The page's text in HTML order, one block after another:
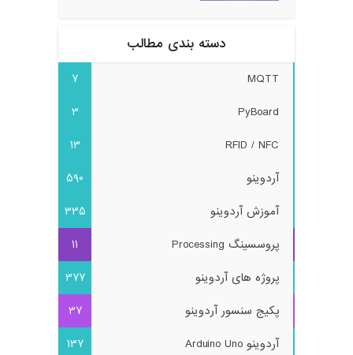
دسته بندی مطالب
MQTT
7
PyBoard
3
RFID / NFC
13
آردوینو
590
آموزش آردوینو
335
پروسسینگ Processing
11
پروژه های آردوینو
377
پکیج سنسور آردوینو
37
آردوینو Arduino Uno
137